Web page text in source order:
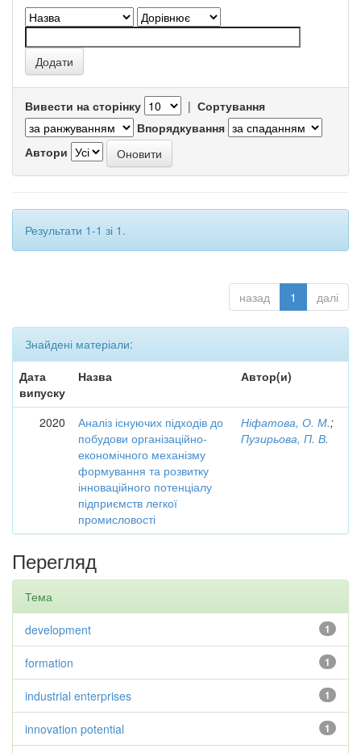
Вивести на сторінку | Сортування
Впорядкування
Автори
Результати 1-1 зі 1.
назад 1 далі
Знайдені матеріали:
Дата
випуску
Назва Автор(и)
2020
Аналіз існуючих підходів до
побудови організаційно-
економічного механізму
формування та розвитку
інноваційного потенціалу
підприємств легкої
промисловості
Ніфатова, О. М.;
Пузирьова, П. В.
Перегляд
Тема
1
development
1
formation
1
industrial enterprises
1
innovation potential